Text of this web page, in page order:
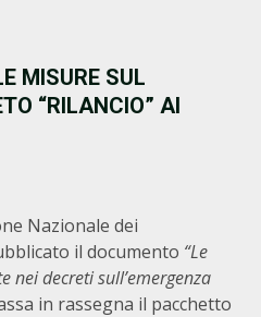
MISURE SUL
“RILANCIO” AI
Nazionale dei
il documento “Le
nei decreti sull’emergenza
in rassegna il pacchetto